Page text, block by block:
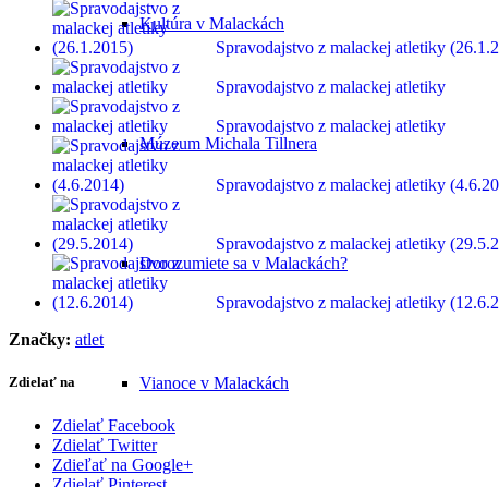
Kultúra v Malackách
Múzeum Michala Tillnera
Dorozumiete sa v Malackách?
Vianoce v Malackách
Spravodajstvo z malackej atletiky
Spravodajstvo z malackej atletiky
Spravodajstvo z malackej atletiky
Spravodajstvo z malackej atletiky
Spravodajstvo z malackej atletiky
Spravodajstvo z malackej atletiky
Značky: atlet
Zdielať na
Zdielať Facebook
Zdielať Twitter
Zdieľať na Google+